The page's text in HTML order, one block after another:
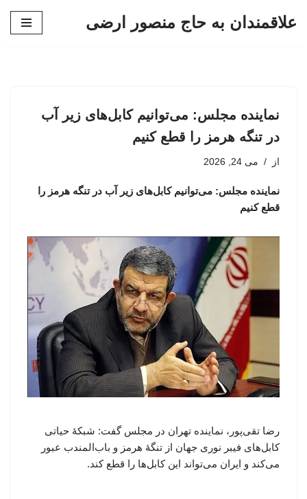
علاقمندان به حاج منصور ارضی
نماینده مجلس: می‌توانیم کابل‌های زیر آب
در تنگه هرمز را قطع کنیم
از می 24, 2026
نماینده مجلس: می‌توانیم کابل‌های زیر آب در تنگه هرمز را
قطع کنیم
رضا تقی‌پور، نماینده تهران در مجلس گفت: شبکۀ حیاتی
کابل‌های فیبر نوری جهان از تنگۀ هرمز و باب‌المندب عبور
می‌کند و ایران می‌تواند این کابل‌ها را قطع کند.